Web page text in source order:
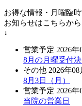
お得な情報・月曜臨
お知らせはこちらから
↓
営業予定 2026年
8月の月曜受付決
その他 2026年08
8月3日（月）
営業予定 2026年
当院の営業日